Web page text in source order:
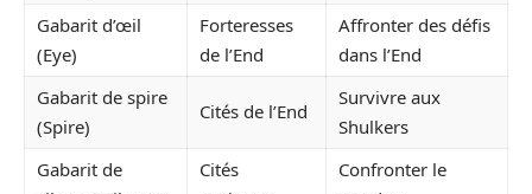
Gabarit d’œil
(Eye)
Forteresses
de l’End
Affronter des défis
dans l’End
Gabarit de spire
(Spire)
Cités de l’End
Survivre aux
Shulkers
Gabarit de
Cités
Confronter le